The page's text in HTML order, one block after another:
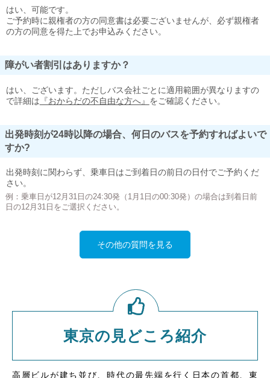
はい、可能です。
ご予約時に親権者の方の同意書は必要ございませんが、必ず親権者
の方の同意を得た上でお申込みください。
障がい者割引はありますか？
はい、ございます。ただしバス会社ごとに適用範囲が異なりますの
で詳細は 『おからだの不自由な方へ』 をご確認ください。
出発時刻が24時以降の場合、何日のバスを予約すればよいで
すか?
出発時刻に関わらず、乗車日はご到着日の前日の日付でご予約くだ
さい。
例：乗車日が12月31日の24:30発（1月1日の00:30発）の場合は到着日前
日の12月31日をご選択ください。
その他の質問を見る
東京の見どころ紹介
高層ビルが建ち並び、時代の最先端を行く日本の首都、東